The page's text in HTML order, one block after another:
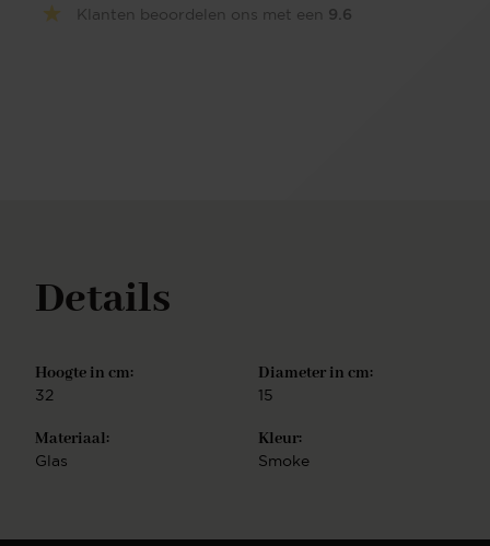
Klanten beoordelen ons met een 9.6
Details
Hoogte in cm:
32
Diameter in cm:
15
Materiaal:
Glas
Kleur:
Smoke